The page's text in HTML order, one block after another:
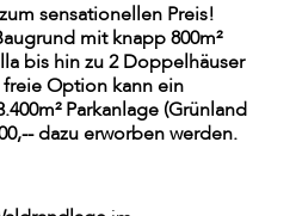
sensationellen Preis!
mit knapp 800m²
bis hin zu 2 Doppelhäuser
Option kann ein
Parkanlage (Grünland
dazu erworben werden.